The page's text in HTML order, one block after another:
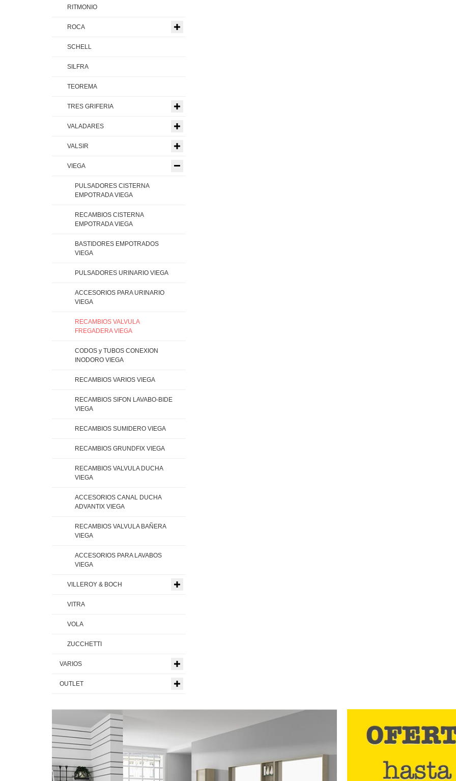
RITMONIO
ROCA
SCHELL
SILFRA
TEOREMA
TRES GRIFERIA
VALADARES
VALSIR
VIEGA
PULSADORES CISTERNA
EMPOTRADA VIEGA
RECAMBIOS CISTERNA
EMPOTRADA VIEGA
BASTIDORES EMPOTRADOS
VIEGA
PULSADORES URINARIO VIEGA
ACCESORIOS PARA URINARIO
VIEGA
RECAMBIOS VALVULA
FREGADERA VIEGA
CODOS y TUBOS CONEXION
INODORO VIEGA
RECAMBIOS VARIOS VIEGA
RECAMBIOS SIFON LAVABO-BIDE
VIEGA
RECAMBIOS SUMIDERO VIEGA
RECAMBIOS GRUNDFIX VIEGA
RECAMBIOS VALVULA DUCHA
VIEGA
ACCESORIOS CANAL DUCHA
ADVANTIX VIEGA
RECAMBIOS VALVULA BAÑERA
VIEGA
ACCESORIOS PARA LAVABOS
VIEGA
VILLEROY & BOCH
VITRA
VOLA
ZUCCHETTI
VARIOS
OUTLET